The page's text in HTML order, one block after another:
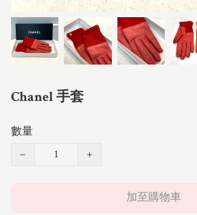
Chanel 手套
數量
−
+
加至購物車